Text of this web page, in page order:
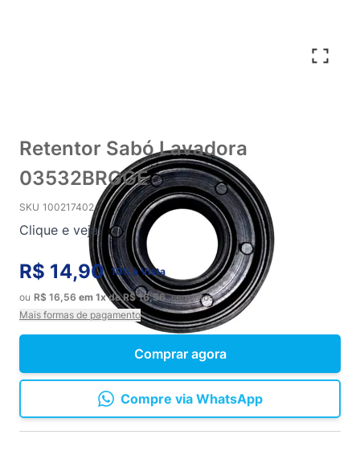
Retentor Sabó Lavadora
03532BRGGE
SKU 100217402
Clique e veja!
Comprar agora
R$ 14,90 10% à Vista
ou R$ 16,56 em 1xdeR$ 16,56 sem juros
Mais formas de pagamento
Compre via WhatsApp